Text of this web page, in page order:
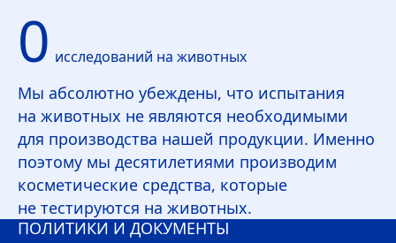
0 исследований на животных
Мы абсолютно убеждены, что испытания
на животных не являются необходимыми
для производства нашей продукции. Именно
поэтому мы десятилетиями производим
косметические средства, которые
не тестируются на животных.
ПОЛИТИКИ И ДОКУМЕНТЫ